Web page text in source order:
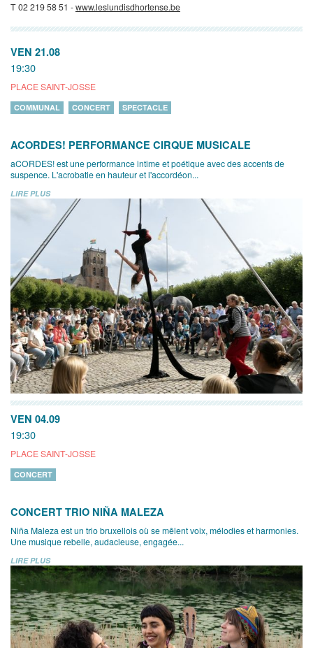
T 02 219 58 51 -www.leslundisdhortense.be
VEN 21.08
19:30
PLACE SAINT-JOSSE
COMMUNAL CONCERT SPECTACLE
ACORDES! PERFORMANCE CIRQUE MUSICALE
aCORDES! est une performance intime et poétique avec des accents de
suspence. L'acrobatie en hauteur et l'accordéon...
LIRE PLUS
VEN 04.09
19:30
PLACE SAINT-JOSSE
CONCERT
CONCERT TRIO NIÑA MALEZA
Niña Maleza est un trio bruxellois où se mêlent voix, mélodies et harmonies.
Une musique rebelle, audacieuse, engagée...
LIRE PLUS